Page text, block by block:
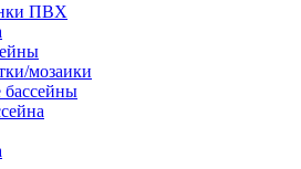
ПВХ
мозаики
бассейны